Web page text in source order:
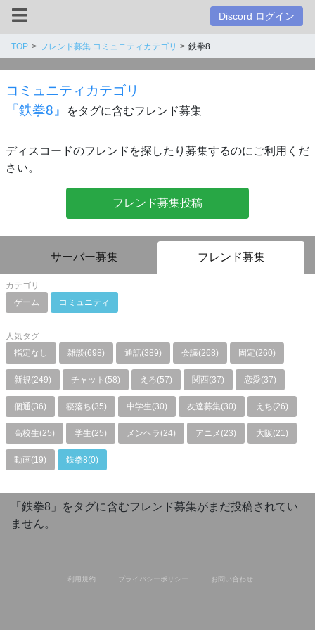
Discord ログイン
TOP フレンド募集 コミュニティカテゴリ 鉄拳8
コミュニティカテゴリ
『鉄拳8』
をタグに含むフレンド募集
ディスコードのフレンドを探したり募集するのにご利用くだ
さい。
フレンド募集投稿
サーバー募集 フレンド募集
カテゴリ
ゲーム
コミュニティ
人気タグ
指定なし
雑談(698) 通話(389) 会議(268) 固定(260)
新規(249) チャット(58) えろ(57) 関西(37) 恋愛(37)
個通(36) 寝落ち(35) 中学生(30) 友達募集(30) えち(26)
高校生(25) 学生(25) メンヘラ(24) アニメ(23) 大阪(21)
動画(19) 鉄拳8(0)
「鉄拳8」をタグに含むフレンド募集がまだ投稿されてい
ません。
利用規約 プライバシーポリシー お問い合わせ